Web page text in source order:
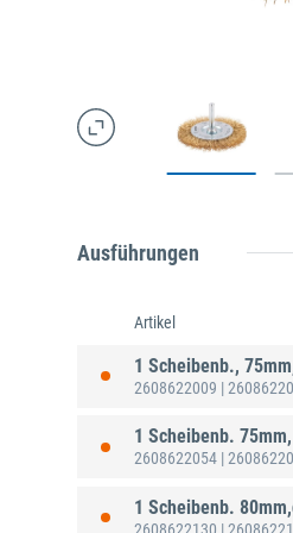
Ausführungen
Artikel
1 Scheibenb.,
2608622009 |
1 Scheibenb.
2608622054 |
1 Scheibenb.
2608622130 |